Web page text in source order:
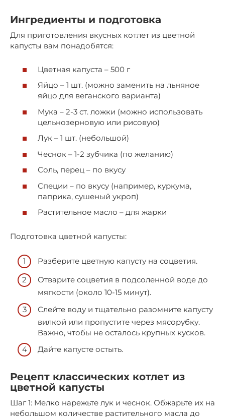
Ингредиенты и подготовка
Для приготовления вкусных котлет из цветной
капусты вам понадобятся:
Цветная капуста – 500 г
Яйцо – 1 шт. (можно заменить на льняное
яйцо для веганского варианта)
Мука – 2-3 ст. ложки (можно использовать
цельнозерновую или рисовую)
Лук – 1 шт. (небольшой)
Чеснок – 1-2 зубчика (по желанию)
Соль, перец – по вкусу
Специи – по вкусу (например, куркума,
паприка, сушеный укроп)
Растительное масло – для жарки
Подготовка цветной капусты:
Разберите цветную капусту на соцветия.
Отварите соцветия в подсоленной воде до
мягкости (около 10-15 минут).
Слейте воду и тщательно разомните капусту
вилкой или пропустите через мясорубку.
Важно, чтобы не осталось крупных кусков.
Дайте капусте остыть.
Рецепт классических котлет из
цветной капусты
Шаг 1: Мелко нарежьте лук и чеснок. Обжарьте их на
небольшом количестве растительного масла до